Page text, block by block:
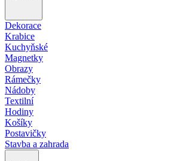
Dekorace
Krabice
Kuchyňské
Magnetky
Obrazy
Rámečky
Nádoby
Textilní
Hodiny
Košíky
Postavičky
Stavba a zahrada